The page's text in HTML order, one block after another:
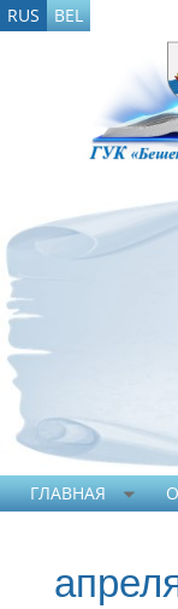
RUS BEL
ГЛАВНАЯ